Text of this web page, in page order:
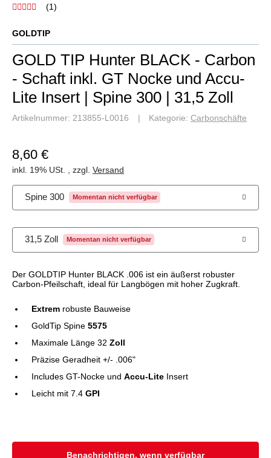
(1)
GOLDTIP
GOLD TIP Hunter BLACK - Carbon
- Schaft inkl. GT Nocke und Accu-
Lite Insert | Spine 300 | 31,5 Zoll
Artikelnummer: 213855-L0016 Kategorie: Carbonschäfte
8,60 €
inkl. 19% USt. , zzgl. Versand
Spine 300 Momentan nicht verfügbar
31,5 Zoll Momentan nicht verfügbar
Der GOLDTIP Hunter BLACK .006 ist ein äußerst robuster
Carbon-Pfeilschaft, ideal für Langbögen mit hoher Zugkraft.
Extrem robuste Bauweise
GoldTip Spine 5575
Maximale Länge 32 Zoll
Präzise Geradheit +/- .006"
Includes GT-Nocke und Accu-Lite Insert
Leicht mit 7.4 GPI
Benachrichtigen, wenn verfügbar